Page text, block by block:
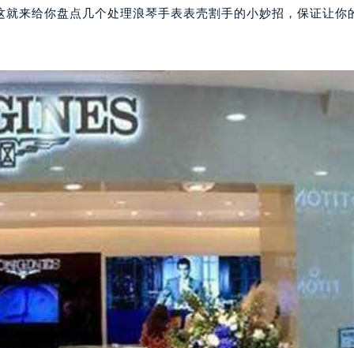
来给你盘点几个处理浪琴手表表壳割手的小妙招，保证让你